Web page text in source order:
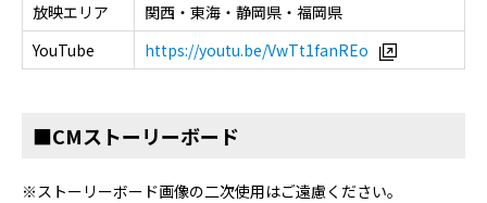
放映エリア
関西・東海・静岡県・福岡県
YouTube
https://youtu.be/VwTt1fanREo
■CMストーリーボード
※ストーリーボード画像の二次使用はご遠慮ください。